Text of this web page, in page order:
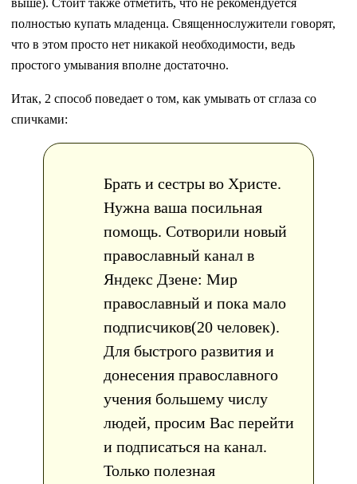
полностью купать младенца. Священнослужители говорят,
что в этом просто нет никакой необходимости, ведь
простого умывания вполне достаточно.
Итак, 2 способ поведает о том, как умывать от сглаза со
спичками:
Брать и сестры во Христе.
Нужна ваша посильная
помощь. Сотворили новый
православный канал в
Яндекс Дзене: Мир
православный и пока мало
подписчиков(20 человек).
Для быстрого развития и
донесения православного
учения большему числу
людей, просим Вас перейти
и подписаться на канал.
Только полезная